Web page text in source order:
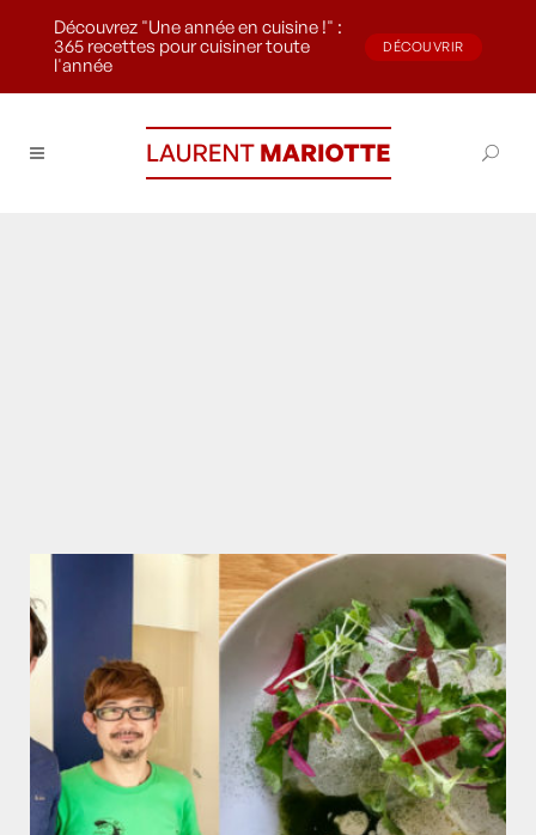
Découvrez "Une année en cuisine !" :
365 recettes pour cuisiner toute
l'année
DÉCOUVRIR